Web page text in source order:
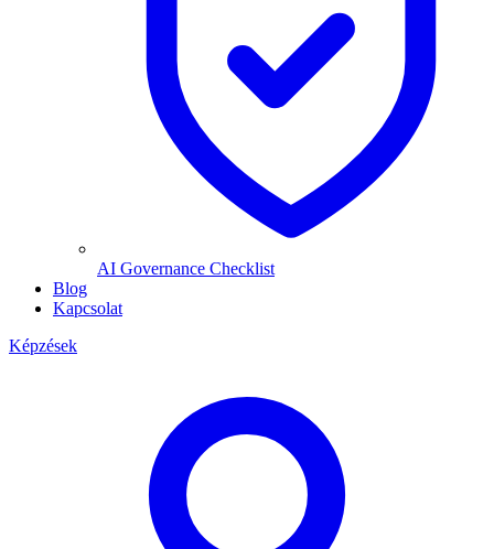
AI Governance Checklist
Blog
Kapcsolat
Képzések